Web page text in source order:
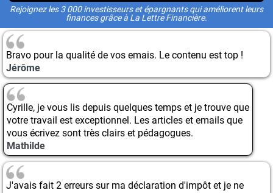
Rejoignez les 3 000 investisseurs et épargnants qui améliorent leurs
finances grâce à La Lettre Financière.
Bravo pour la qualité de vos emais. Le contenu est top !
Jérôme
Cyrille, je vous lis depuis quelques temps et je trouve que
votre travail est exceptionnel. Les articles et emails que
vous écrivez sont très clairs et pédagogues.
Mathilde
J'avais fait 2 erreurs sur ma déclaration d'impôt et je ne